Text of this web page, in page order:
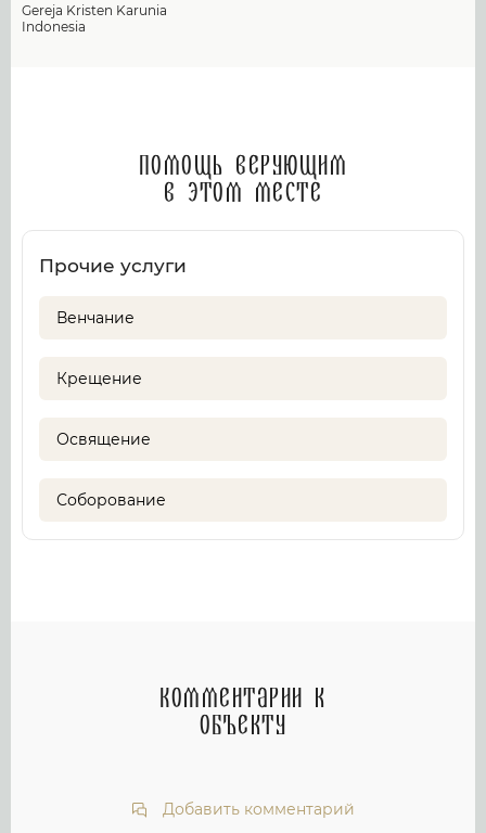
Gereja Kristen Karunia
Indonesia
Помощь верующим
в этом месте
Прочие услуги
Венчание
Крещение
Освящение
Соборование
Комментарии к
объекту
Добавить комментарий